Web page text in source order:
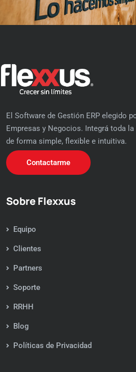
El Software de Gestión ERP elegido
Empresas y Negocios. Integrá toda
de forma simple, flexible e intuitiva.
Contactarme
Sobre Flexxus
Equipo
Clientes
Partners
Soporte
RRHH
Blog
Políticas de Privacidad